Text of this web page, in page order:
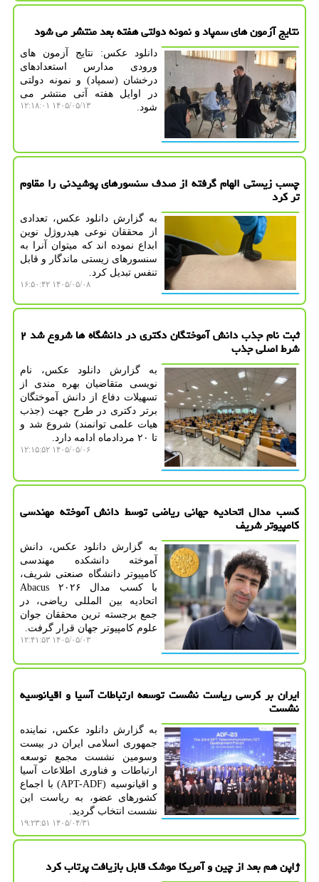
نتایج آزمون های سمپاد و نمونه دولتی هفته بعد منتشر می شود
دانلود عکس: نتایج آزمون های
ورودی مدارس استعدادهای
درخشان (سمپاد) و نمونه دولتی
در اوایل هفته آتی منتشر می
شود.
۱۴۰۵/۰۵/۱۳ ۱۲:۱۸:۰۱
چسب زیستی الهام گرفته از صدف سنسورهای پوشیدنی را مقاوم
تر کرد
به گزارش دانلود عکس، تعدادی
از محققان نوعی هیدروژل نوین
ابداع نموده اند که میتوان آنرا به
سنسورهای زیستی ماندگار و قابل
تنفس تبدیل کرد.
۱۴۰۵/۰۵/۰۸ ۱۶:۵۰:۴۲
ثبت نام جذب دانش آموختگان دکتری در دانشگاه ها شروع شد ۲
شرط اصلی جذب
به گزارش دانلود عکس، نام
نویسی متقاضیان بهره مندی از
تسهیلات دفاع از دانش آموختگان
برتر دکتری در طرح جهت (جذب
هیات علمی توانمند) شروع شد و
تا ۲۰ مردادماه ادامه دارد.
۱۴۰۵/۰۵/۰۶ ۱۲:۱۵:۵۲
کسب مدال اتحادیه جهانی ریاضی توسط دانش آموخته مهندسی
کامپیوتر شریف
به گزارش دانلود عکس، دانش
آموخته دانشکده مهندسی
کامپیوتر دانشگاه صنعتی شریف،
با کسب مدال Abacus ۲۰۲۶
اتحادیه بین المللی ریاضی، در
جمع برجسته ترین محققان جوان
علوم کامپیوتر جهان قرار گرفت.
۱۴۰۵/۰۵/۰۳ ۱۲:۴۱:۵۳
ایران بر کرسی ریاست نشست توسعه ارتباطات آسیا و اقیانوسیه
نشست
به گزارش دانلود عکس، نماینده
جمهوری اسلامی ایران در بیست
وسومین نشست مجمع توسعه
ارتباطات و فناوری اطلاعات آسیا
و اقیانوسیه (APT-ADF) با اجماع
کشورهای عضو، به ریاست این
نشست انتخاب گردید.
۱۴۰۵/۰۴/۳۱ ۱۹:۲۳:۵۱
ژاپن هم بعد از چین و آمریکا موشک قابل بازیافت پرتاب کرد